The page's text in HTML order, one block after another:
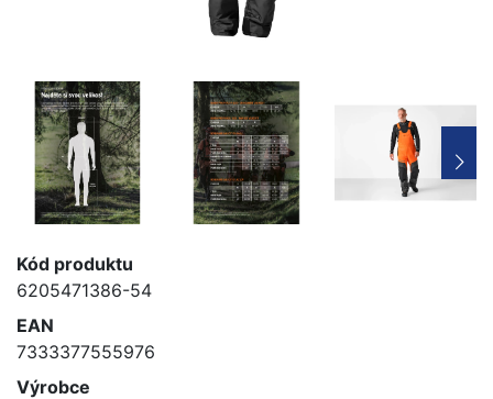
Kód produktu
6205471386-54
EAN
7333377555976
Výrobce